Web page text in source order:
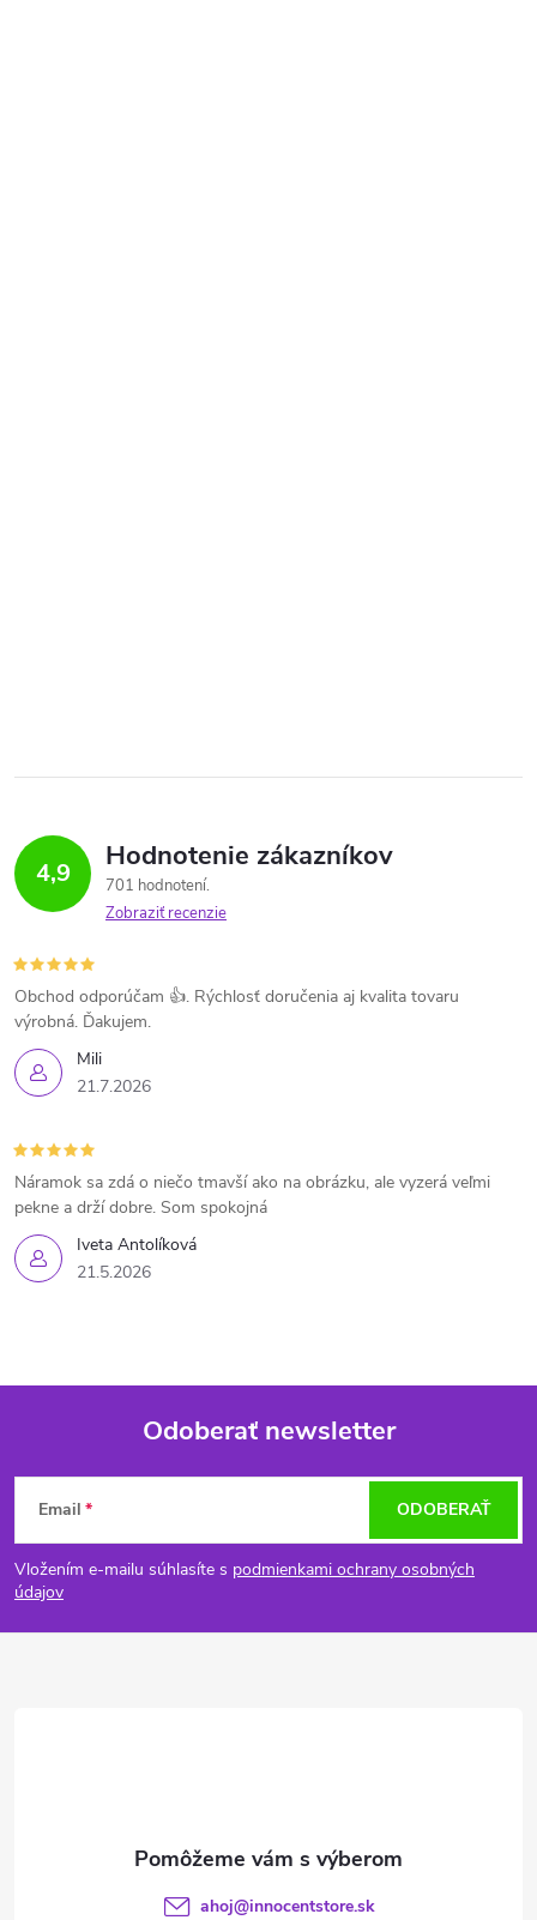
4,9 Hodnotenie zákazníkov
701 hodnotení
Zobraziť recenzie
Mili
21.7.2026
Obchod odporúčam 👍. Rýchlosť doručenia aj kvalita tovaru
výrobná. Ďakujem.
Iveta Antolíková
21.5.2026
Náramok sa zdá o niečo tmavší ako na obrázku, ale vyzerá veľmi
pekne a drží dobre. Som spokojná
Z
á
p
Odoberať newsletter
Email
Vložením e-mailu súhlasíte s podmienkami ochrany osobných
údajov
ODOBERAŤ
ahoj@innocentstore.sk